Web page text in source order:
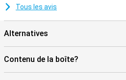
Tous les avis
Alternatives
Contenu de la boîte?